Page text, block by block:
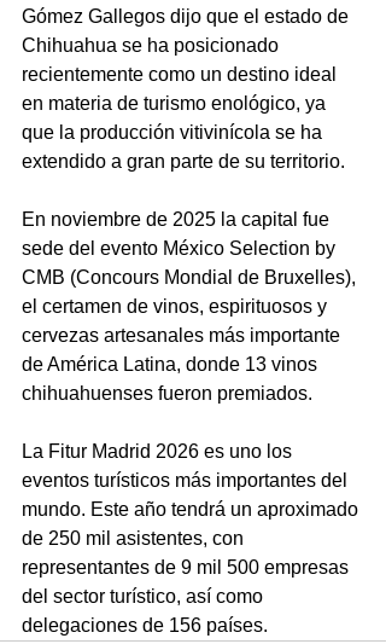
Gómez Gallegos dijo que el estado de
Chihuahua se ha posicionado
recientemente como un destino ideal
en materia de turismo enológico, ya
que la producción vitivinícola se ha
extendido a gran parte de su territorio.
En noviembre de 2025 la capital fue
sede del evento México Selection by
CMB (Concours Mondial de Bruxelles),
el certamen de vinos, espirituosos y
cervezas artesanales más importante
de América Latina, donde 13 vinos
chihuahuenses fueron premiados.
La Fitur Madrid 2026 es uno los
eventos turísticos más importantes del
mundo. Este año tendrá un aproximado
de 250 mil asistentes, con
representantes de 9 mil 500 empresas
del sector turístico, así como
delegaciones de 156 países.